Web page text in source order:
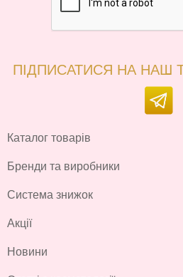
ПІДПИСАТИСЯ НА НАШ
Каталог товарів
Бренди та виробники
Система знижок
Акції
Новини